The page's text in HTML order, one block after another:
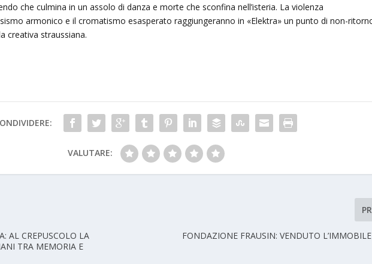
che culmina in un assolo di danza e morte che sconfina nell’isteria. La violenza
armonico e il cromatismo esasperato raggiungeranno in «Elektra» un punto di non-
creativa straussiana.
VALUTARE:
AL CREPUSCOLO LA
TRA MEMORIA E
FONDAZIONE FRAUSIN: VENDUTO